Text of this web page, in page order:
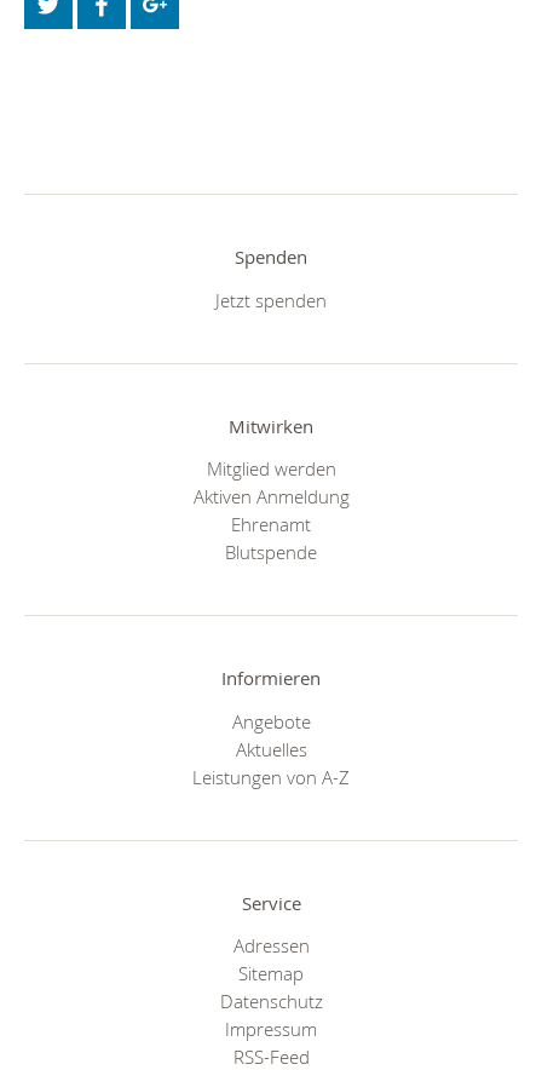
Spenden
Jetzt spenden
Mitwirken
Mitglied werden
Aktiven Anmeldung
Ehrenamt
Blutspende
Informieren
Angebote
Aktuelles
Leistungen von A-Z
Service
Adressen
Sitemap
Datenschutz
Impressum
RSS-Feed